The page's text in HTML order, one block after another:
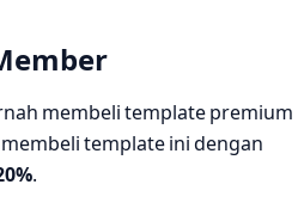
membeli template premium
template ini dengan
.